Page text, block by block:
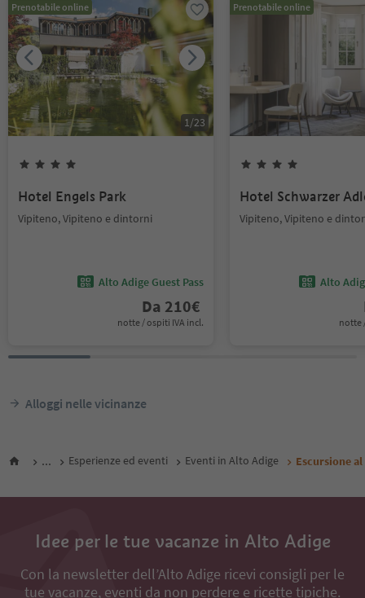
Prenotabile online
1/23
Hotel Engels Park
Vipiteno, Vipiteno e dintorni
Alto Adige Guest Pass
Da 210€
notte / ospiti IVA incl.
Prenotabile online
Hotel Schwarzer
Vipiteno, Vipiteno e
Alto
notte
Alloggi nelle vicinanze
... Esperienze ed eventi Eventi in Alto Adige Escursione
Idee per le tue vacanze in Alto Adige
Con la newsletter dell’Alto Adige ricevi consigli per le
tue vacanze, eventi da non perdere e ricette tipiche.